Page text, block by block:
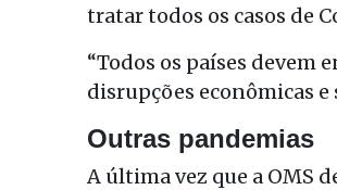
tratar todos os casos de
“Todos os países
disrupções econômicas
Outras pandemias
A última vez que a OMS